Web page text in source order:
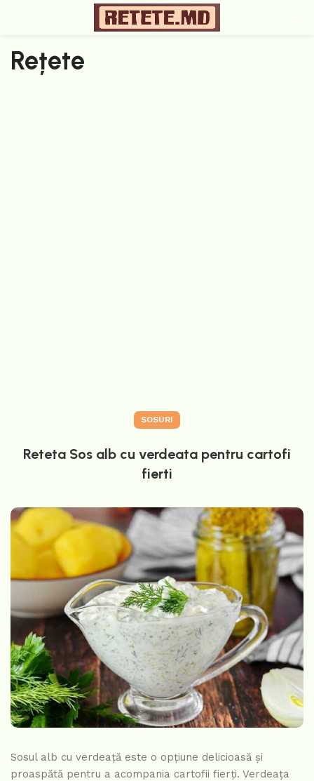
Rețete
SOSURI
Reteta Sos alb cu verdeata pentru cartofi
fierti
Sosul alb cu verdeață este o opțiune delicioasă și
proaspătă pentru a acompania cartofii fierți. Verdeața